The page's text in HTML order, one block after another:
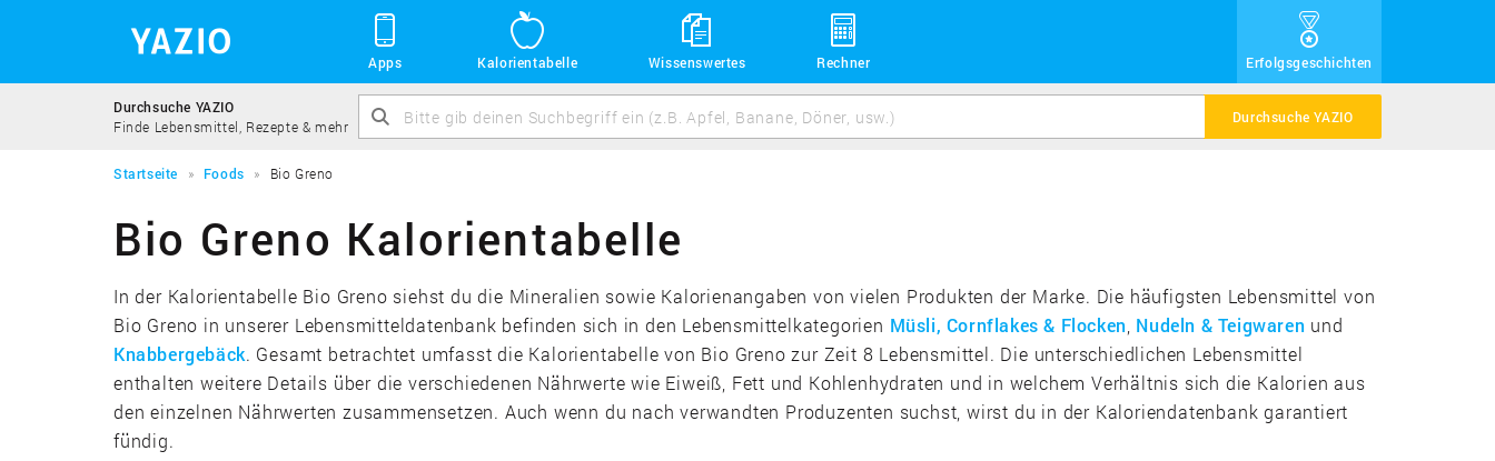
Apps Kalorientabelle Wissenswertes Rechner Erfolgsgeschichten
Durchsuche YAZIO
Finde Lebensmittel, Rezepte & mehr
Durchsuche YAZIO
Startseite Foods Bio Greno
Bio Greno Kalorientabelle
In der Kalorientabelle Bio Greno siehst du die Mineralien sowie Kalorienangaben von vielen Produkten der Marke. Die häufigsten Lebensmittel von
Bio Greno in unserer Lebensmitteldatenbank befinden sich in den Lebensmittelkategorien Müsli, Cornflakes & Flocken Nudeln & Teigwaren und
Knabbergebäck. Gesamt betrachtet umfasst die Kalorientabelle von Bio Greno zur Zeit 8 Lebensmittel. Die unterschiedlichen Lebensmittel
enthalten weitere Details über die verschiedenen Nährwerte wie Eiweiß, Fett und Kohlenhydraten und in welchem Verhältnis sich die Kalorien aus
den einzelnen Nährwerten zusammensetzen. Auch wenn du nach verwandten Produzenten suchst, wirst du in der Kaloriendatenbank garantiert
fündig.